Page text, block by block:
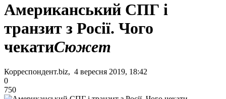
Американський СПГ і
транзит з Росії. Чого
чекатиСюжет
Корреспондент.biz, 4 вересня 2019, 18:42
0
750